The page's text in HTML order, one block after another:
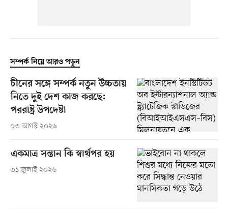
সম্পর্ক নিয়ে আরও পড়ুন
চীনের সঙ্গে সম্পর্ক নতুন উচ্চতায়
নিতে দুই দেশ কাজ করছে:
পররাষ্ট্র উপদেষ্টা
০৩ আগস্ট ২০২৬
একমাত্র সন্তান কি স্বার্থপর হয়
৩১ জুলাই ২০২৬